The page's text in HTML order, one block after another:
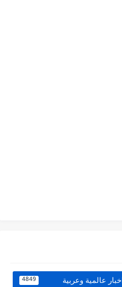
اخبار عالمية وعربية 4849